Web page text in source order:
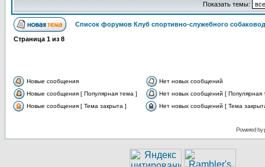
Показать темы:
Список форумов Клуб спортивно-служебного
Страница 1 из 8
Новые сообщения
Нет новых сообщений
Новые сообщения [ Популярная тема ]
Нет новых сообщений [ Популярная
Новые сообщения [ Тема закрыта ]
Нет новых сообщений [ Тема
Powered by